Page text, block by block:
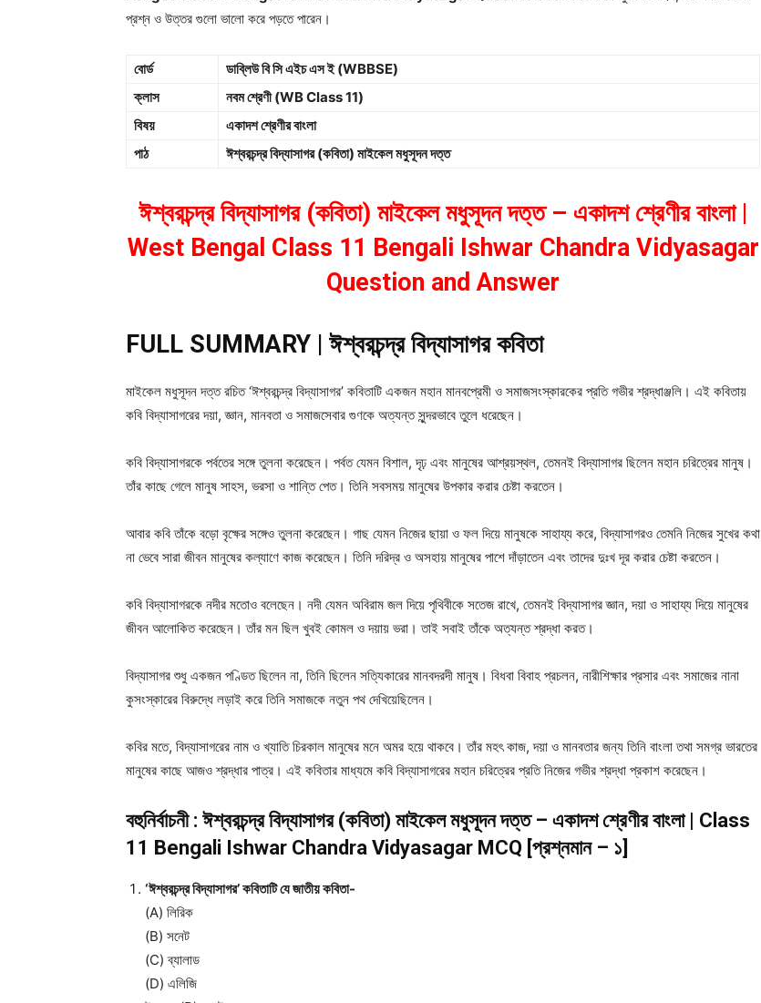
প্রশ্ন ও উত্তর গুলো ভালো করে পড়তে পারেন।
বোর্ড
ডাব্লিউ বি সি এইচ এস ই (WBBSE)
ক্লাস
নবম শ্রেণী (WB Class 11)
বিষয়
একাদশ শ্রেণীর বাংলা
পাঠ
ঈশ্বরচন্দ্র বিদ্যাসাগর (কবিতা) মাইকেল মধুসূদন দত্ত
ঈশ্বরচন্দ্র বিদ্যাসাগর (কবিতা) মাইকেল মধুসূদন দত্ত – একাদশ শ্রেণীর বাংলা |
West Bengal Class 11 Bengali Ishwar Chandra Vidyasagar
Question and Answer
FULL SUMMARY | ঈশ্বরচন্দ্র বিদ্যাসাগর কবিতা
মাইকেল মধুসূদন দত্ত রচিত ‘ঈশ্বরচন্দ্র বিদ্যাসাগর’ কবিতাটি একজন মহান মানবপ্রেমী ও সমাজসংস্কারকের প্রতি গভীর শ্রদ্ধাঞ্জলি। এই কবিতায়
কবি বিদ্যাসাগরের দয়া, জ্ঞান, মানবতা ও সমাজসেবার গুণকে অত্যন্ত সুন্দরভাবে তুলে ধরেছেন।
কবি বিদ্যাসাগরকে পর্বতের সঙ্গে তুলনা করেছেন। পর্বত যেমন বিশাল, দৃঢ় এবং মানুষের আশ্রয়স্থল, তেমনই বিদ্যাসাগর ছিলেন মহান চরিত্রের মানুষ।
তাঁর কাছে গেলে মানুষ সাহস, ভরসা ও শান্তি পেত। তিনি সবসময় মানুষের উপকার করার চেষ্টা করতেন।
আবার কবি তাঁকে বড়ো বৃক্ষের সঙ্গেও তুলনা করেছেন। গাছ যেমন নিজের ছায়া ও ফল দিয়ে মানুষকে সাহায্য করে, বিদ্যাসাগরও তেমনি নিজের সুখের কথা
না ভেবে সারা জীবন মানুষের কল্যাণে কাজ করেছেন। তিনি দরিদ্র ও অসহায় মানুষের পাশে দাঁড়াতেন এবং তাদের দুঃখ দূর করার চেষ্টা করতেন।
কবি বিদ্যাসাগরকে নদীর মতোও বলেছেন। নদী যেমন অবিরাম জল দিয়ে পৃথিবীকে সতেজ রাখে, তেমনই বিদ্যাসাগর জ্ঞান, দয়া ও সাহায্য দিয়ে মানুষের
জীবন আলোকিত করেছেন। তাঁর মন ছিল খুবই কোমল ও দয়ায় ভরা। তাই সবাই তাঁকে অত্যন্ত শ্রদ্ধা করত।
বিদ্যাসাগর শুধু একজন পণ্ডিত ছিলেন না, তিনি ছিলেন সত্যিকারের মানবদরদী মানুষ। বিধবা বিবাহ প্রচলন, নারীশিক্ষার প্রসার এবং সমাজের নানা
কুসংস্কারের বিরুদ্ধে লড়াই করে তিনি সমাজকে নতুন পথ দেখিয়েছিলেন।
কবির মতে, বিদ্যাসাগরের নাম ও খ্যাতি চিরকাল মানুষের মনে অমর হয়ে থাকবে। তাঁর মহৎ কাজ, দয়া ও মানবতার জন্য তিনি বাংলা তথা সমগ্র ভারতের
মানুষের কাছে আজও শ্রদ্ধার পাত্র। এই কবিতার মাধ্যমে কবি বিদ্যাসাগরের মহান চরিত্রের প্রতি নিজের গভীর শ্রদ্ধা প্রকাশ করেছেন।
বহুনির্বাচনী : ঈশ্বরচন্দ্র বিদ্যাসাগর (কবিতা) মাইকেল মধুসূদন দত্ত – একাদশ শ্রেণীর বাংলা | Class
11 Bengali Ishwar Chandra Vidyasagar MCQ [প্রশ্নমান – ১]
‘ঈশ্বরচন্দ্র বিদ্যাসাগর’ কবিতাটি যে জাতীয় কবিতা-
(A) লিরিক
(B) সনেট
(C) ব্যালাড
(D) এলিজি